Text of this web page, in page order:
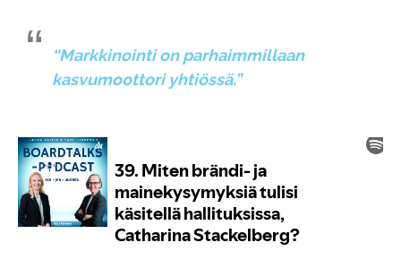
“Markkinointi on parhaimmillaan
kasvumoottori yhtiössä.”